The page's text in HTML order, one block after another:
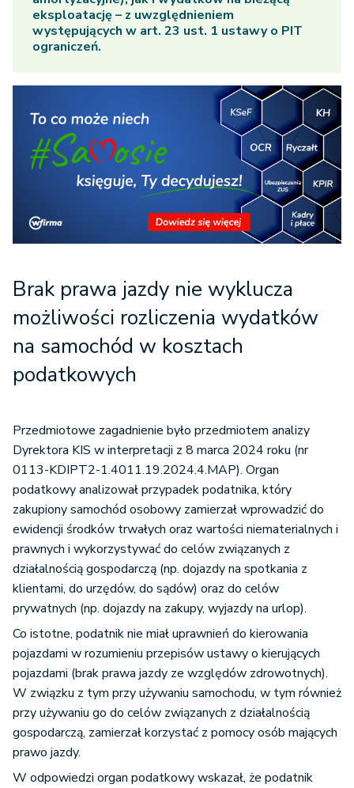
eksploatację – z uwzględnieniem
występujących w art. 23 ust. 1 ustawy o PIT
ograniczeń.
Brak prawa jazdy nie wyklucza
możliwości rozliczenia wydatków
na samochód w kosztach
podatkowych
Przedmiotowe zagadnienie było przedmiotem analizy
Dyrektora KIS w interpretacji z 8 marca 2024 roku (nr
0113-KDIPT2-1.4011.19.2024.4.MAP). Organ
podatkowy analizował przypadek podatnika, który
zakupiony samochód osobowy zamierzał wprowadzić do
ewidencji środków trwałych oraz wartości niematerialnych i
prawnych i wykorzystywać do celów związanych z
działalnością gospodarczą (np. dojazdy na spotkania z
klientami, do urzędów, do sądów) oraz do celów
prywatnych (np. dojazdy na zakupy, wyjazdy na urlop).
Co istotne, podatnik nie miał uprawnień do kierowania
pojazdami w rozumieniu przepisów ustawy o kierujących
pojazdami (brak prawa jazdy ze względów zdrowotnych).
W związku z tym przy używaniu samochodu, w tym również
przy używaniu go do celów związanych z działalnością
gospodarczą, zamierzał korzystać z pomocy osób mających
prawo jazdy.
W odpowiedzi organ podatkowy wskazał, że podatnik